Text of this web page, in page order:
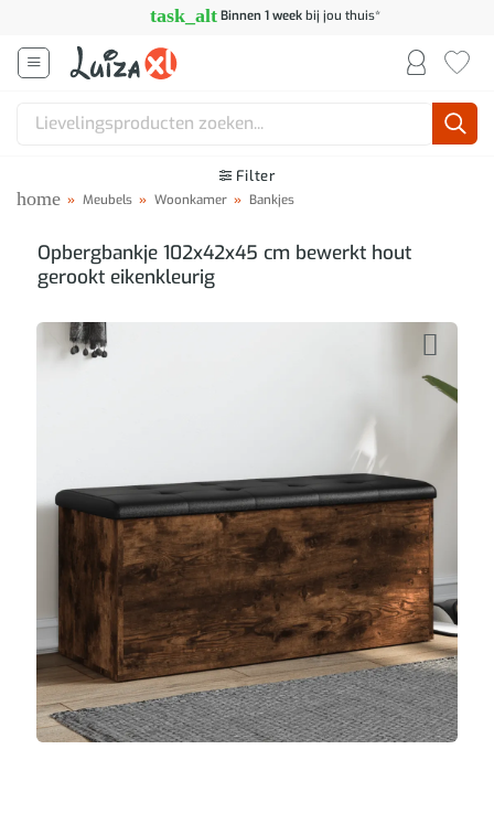
inhoud
task_alt Binnen 1 weekbij jou thuis*
Zoeken
Filter
home » Meubels » Woonkamer » Bankjes
Opbergbankje 102x42x45 cm bewerkt hout
gerookt eikenkleurig